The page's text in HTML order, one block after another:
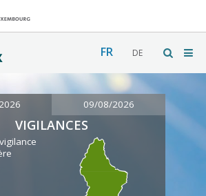
FR DE
09/08/2026
VIGILANCES